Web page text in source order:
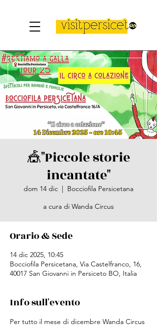
🎪"Piccole storie
incantate"
dom 14 dic
  |
Bocciofila Persicetana
a cura di Wanda Circus
Orario & Sede
14 dic 2025, 10:45
Bocciofila Persicetana, Via Castelfranco, 16,
40017 San Giovanni in Persiceto BO, Italia
Info sull'evento
Per tutto il mese di dicembre Wanda Circus